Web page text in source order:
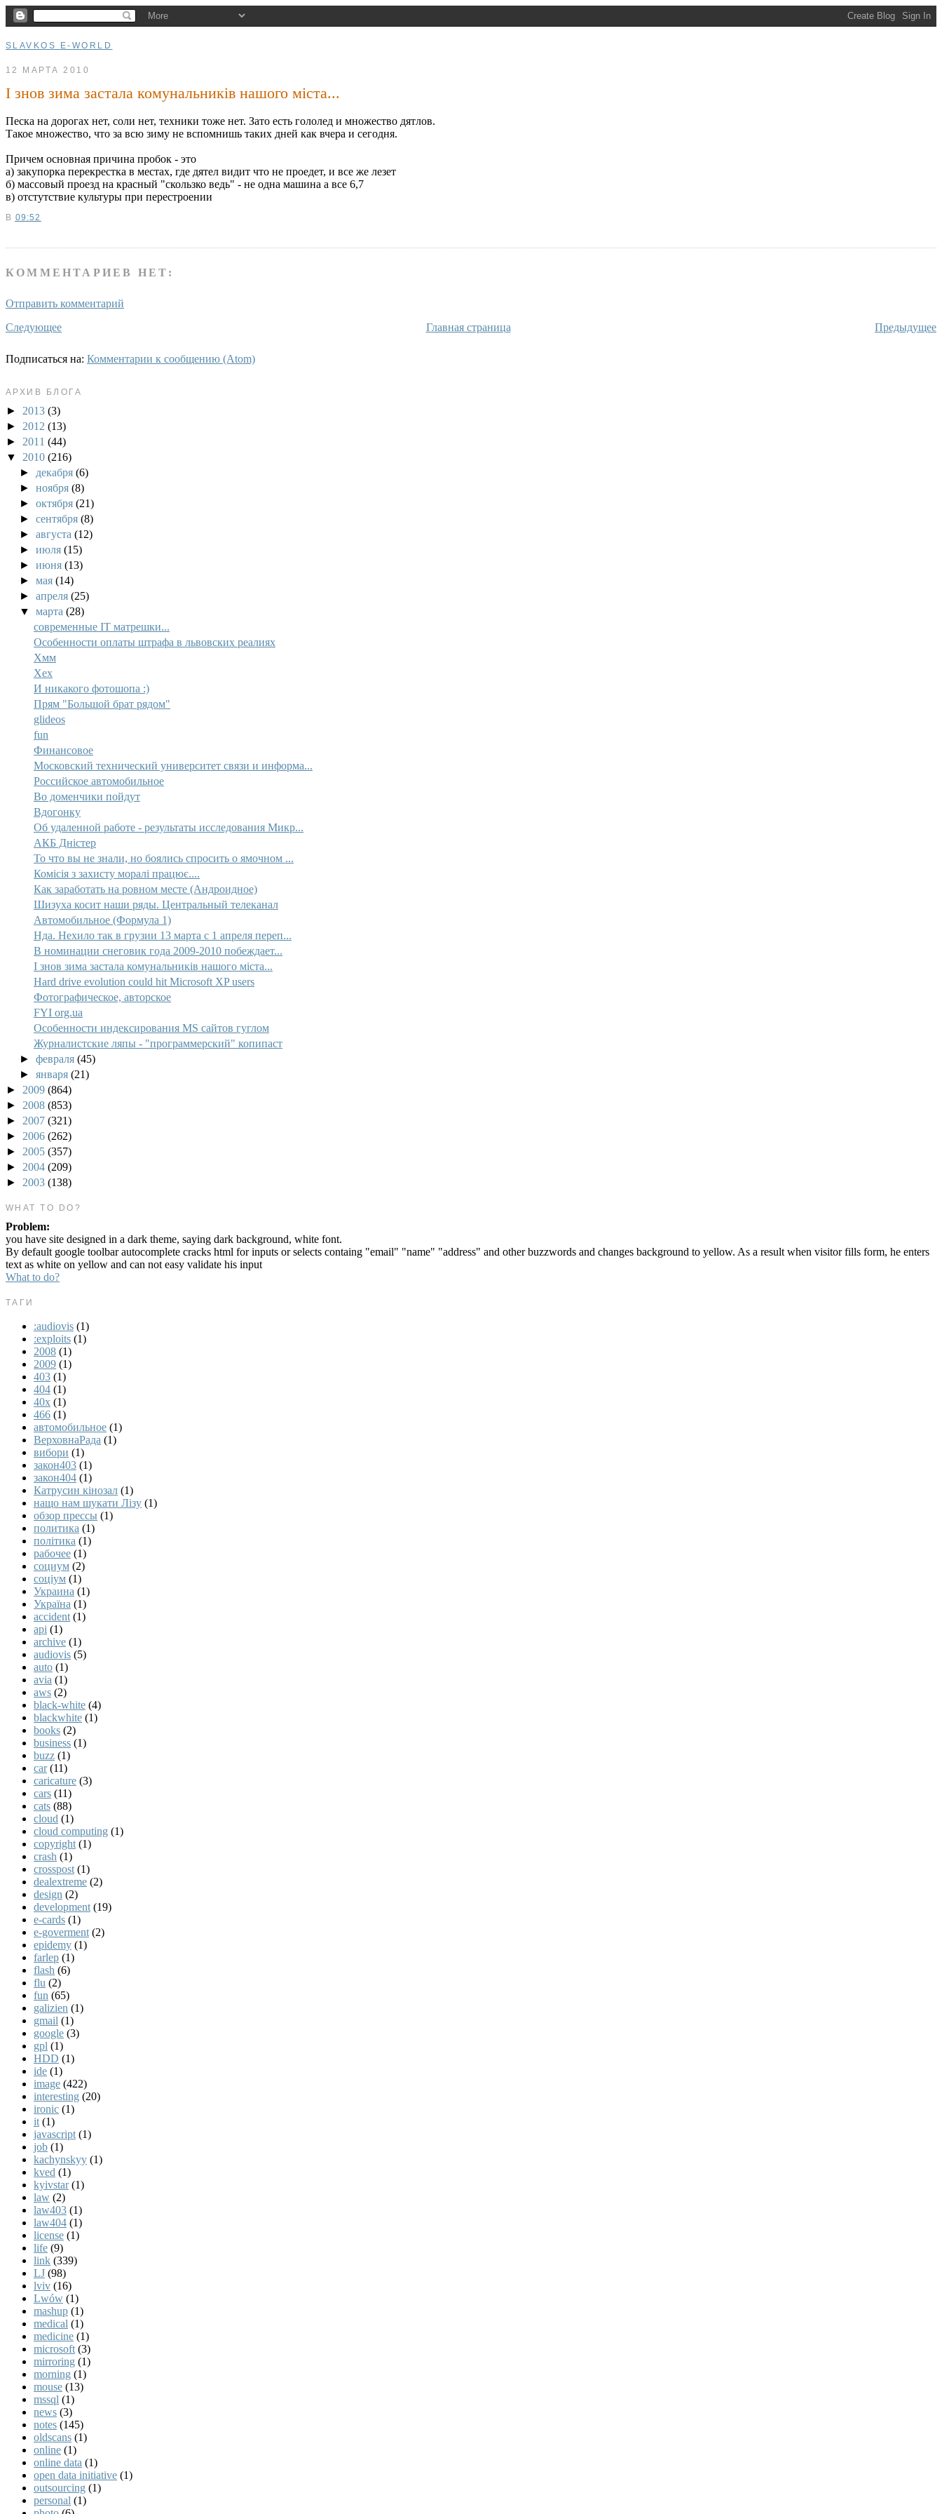
SLAVKOS E-WORLD
12 МАРТА 2010
І знов зима застала комунальників нашого міста...
Песка на дорогах нет, соли нет, техники тоже нет. Зато есть гололед и множество дятлов.
Такое множество, что за всю зиму не вспомнишь таких дней как вчера и сегодня.
Причем основная причина пробок - это
а) закупорка перекрестка в местах, где дятел видит что не проедет, и все же лезет
б) массовый проезд на красный "скользко ведь" - не одна машина а все 6,7
в) отстутствие культуры при перестроении
В 09:52
КОММЕНТАРИЕВ НЕТ:
Отправить комментарий
Следующее
Предыдущее
Главная страница
Подписаться на: Комментарии к сообщению (Atom)
АРХИВ БЛОГА
► 2013 (3)
► 2012 (13)
► 2011 (44)
▼ 2010 (216)
► декабря(6)
►ноября(8)
►октября(21)
►сентября(8)
►августа(12)
►июля(15)
►июня(13)
►мая(14)
►апреля(25)
▼марта(28)
современные IT матрешки...
Особенности оплаты штрафа в львовских реалиях
Хмм
Хех
И никакого фотошопа :)
Прям "Большой брат рядом"
glideos
fun
Финансовое
Московский технический университет связи и информа...
Российское автомобильное
Во доменчики пойдут
Вдогонку
Об удаленной работе - результаты исследования Микр...
АКБ Дністер
То что вы не знали, но боялись спросить о ямочном ...
Комісія з захисту моралі працює....
Как заработать на ровном месте (Андроидное)
Шизуха косит наши ряды. Центральный телеканал
Автомобильное (Формула 1)
Нда. Нехило так в грузии 13 марта с 1 апреля переп...
В номинации снеговик года 2009-2010 побеждает...
І знов зима застала комунальників нашого міста...
Hard drive evolution could hit Microsoft XP users
Фотографическое, авторское
FYI org.ua
Особенности индексирования MS сайтов гуглом
Журналистские ляпы - "программерский" копипаст
►февраля(45)
►января(21)
► 2009 (864)
► 2008 (853)
► 2007 (321)
► 2006 (262)
► 2005 (357)
► 2004 (209)
► 2003 (138)
WHAT TO DO?
Problem:
you have site designed in a dark theme, saying dark background, white font.
By default google toolbar autocomplete cracks html for inputs or selects containg "email" "name" "address" and other buzzwords and changes background to yellow. As a result when visitor fills form, he enters
text as white on yellow and can not easy validate his input
What to do?
ТАГИ
:audiovis (1)
:exploits (1)
2008 (1)
2009 (1)
403 (1)
404 (1)
40x (1)
466 (1)
автомобильное (1)
ВерховнаРада (1)
вибори (1)
закон403 (1)
закон404 (1)
Катрусин кінозал (1)
нащо нам шукати Лізу (1)
обзор прессы (1)
политика (1)
політика (1)
рабочее (1)
социум (2)
соціум (1)
Украина (1)
Україна (1)
accident (1)
api (1)
archive (1)
audiovis (5)
auto (1)
avia (1)
aws (2)
black-white (4)
blackwhite (1)
books (2)
business (1)
buzz (1)
car (11)
caricature (3)
cars (11)
cats (88)
cloud (1)
cloud computing (1)
copyright (1)
crash (1)
crosspost (1)
dealextreme (2)
design (2)
development (19)
e-cards (1)
e-goverment (2)
epidemy (1)
farlep (1)
flash (6)
flu (2)
fun (65)
galizien (1)
gmail (1)
google (3)
gpl (1)
HDD (1)
ide (1)
image (422)
interesting (20)
ironic (1)
it (1)
javascript (1)
job (1)
kachynskyy (1)
kved (1)
kyivstar (1)
law (2)
law403 (1)
law404 (1)
license (1)
life (9)
link (339)
LJ (98)
lviv (16)
Lwów (1)
mashup (1)
medical (1)
medicine (1)
microsoft (3)
mirroring (1)
morning (1)
mouse (13)
mssql (1)
news (3)
notes (145)
oldscans (1)
online (1)
online data (1)
open data initiative (1)
outsourcing (1)
personal (1)